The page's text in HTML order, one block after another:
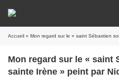
Accueil » Mon regard sur le « saint Sébastien
Mon regard sur le « saint
sainte Irène » peint par